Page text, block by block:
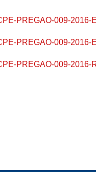
PREGAO-009-2016-
PREGAO-009-2016-
PREGAO-009-2016-